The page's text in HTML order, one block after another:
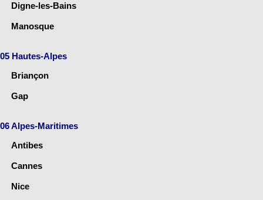
Digne-les-Bains
Manosque
05 Hautes-Alpes
Briançon
Gap
06 Alpes-Maritimes
Antibes
Cannes
Nice